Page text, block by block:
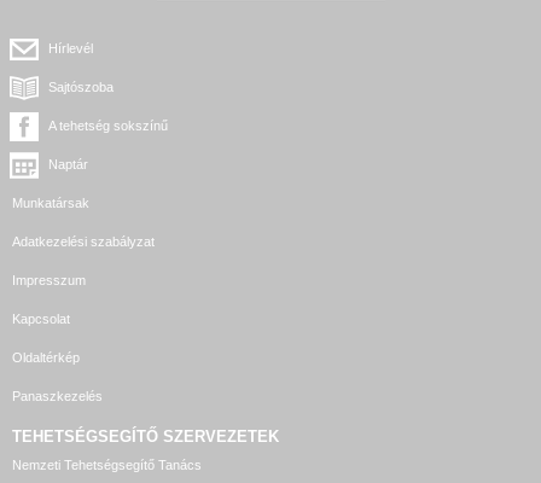
Hírlevél
Sajtószoba
A tehetség sokszínű
Naptár
Munkatársak
Adatkezelési szabályzat
Impresszum
Kapcsolat
Oldaltérkép
Panaszkezelés
TEHETSÉGSEGÍTŐ SZERVEZETEK
Nemzeti Tehetségsegítő Tanács